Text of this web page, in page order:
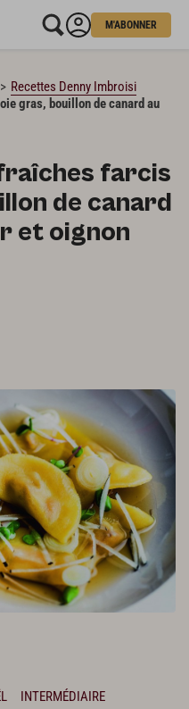
M'ABONNER
Recettes Denny Imbroisi
gras, bouillon de canard au
farcis
de canard
et oignon
INTERMÉDIAIRE